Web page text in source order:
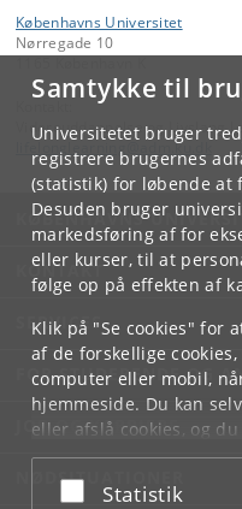
Samtykke til
Universitetet bruger
registrere brugernes
(statistik) for løbende at
Desuden bruger
markedsføring af for
eller kurser, til at
følge op på effekten af
Klik på "Se cookies" for
af de forskellige
computer eller mobil,
hjemmeside. Du kan
eller afslå cookies, og
underCookie- og
bunden af hver side.
Acceptér eller
Statistik
Københavns Universitet
Nørregade 10
Videreuddannelse og Livslang
.ku
KØBENHAVNS
KONTAKT
SERVICES
FOR STUDERENDE OG
JOB OG KARRIERE
NØDSITUATIONER